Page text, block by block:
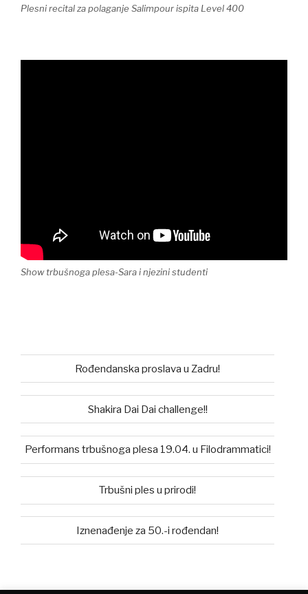
Plesni recital za polaganje Salimpour ispita Level 400
Show trbušnoga plesa-Sara i njezini studenti
Rođendanska proslava u Zadru!
Shakira Dai Dai challenge!!
Performans trbušnoga plesa 19.04. u Filodrammatici!
Trbušni ples u prirodi!
Iznenađenje za 50.-i rođendan!